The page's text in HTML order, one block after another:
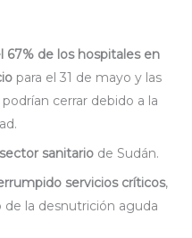
67% de los hospitales en
para el 31 de mayo y las
cerrar debido a la
sanitario de Sudán.
servicios críticos,
la desnutrición aguda